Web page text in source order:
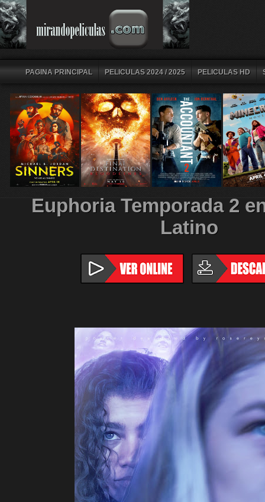
PAGINA PRINCIPAL PELICULAS 2024 / 2025 PELICULAS HD
Euphoria Temporada 2
Latino